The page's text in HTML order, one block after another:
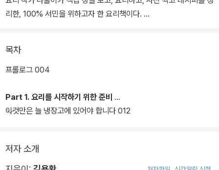
리한, 100% 서민을 위하고자 한 요리책이다.
0개를 추가 구성했다. 또 요리의 특성에 따라 목차를 재정리하고, 최
신 트렌드에 맞는 깔끔하고 보기 편한 레이아웃으로 정리했다. 더불
하고자 했다.
목차
프롤로그 004
Part 1. 요리를 시작하기 위한 준비
이것만은 늘 냉장고에 있어야 합니다 012
저자 소개